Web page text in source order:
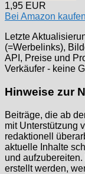
1,95 EUR
Bei Amazon
Letzte
(=Werbelinks),
API, Preise und
Verkäufer - keine
Hinweise zur
Beiträge, die ab
mit Unterstützung
redaktionell
aktuelle Inhalte
und aufzubereiten.
erstellt werden,